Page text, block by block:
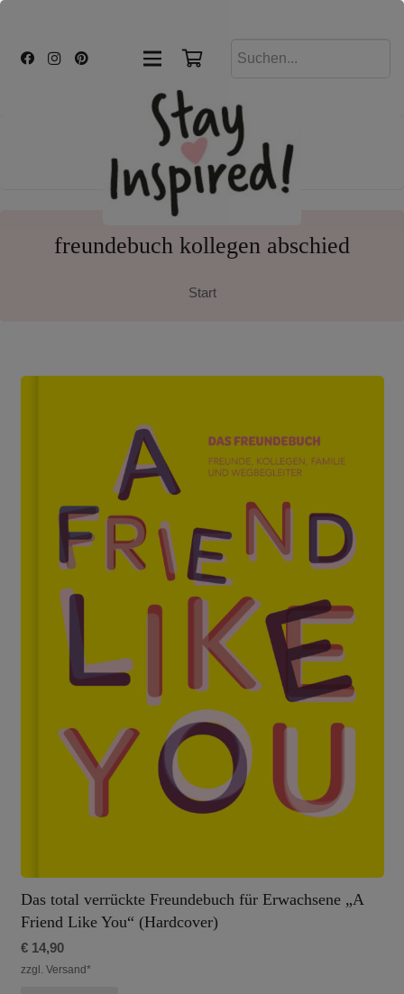
freundebuch kollegen abschied
Start
Das total verrückte Freundebuch für Erwachsene „A
Friend Like You“ (Hardcover)
€14,90
zzgl. Versand*